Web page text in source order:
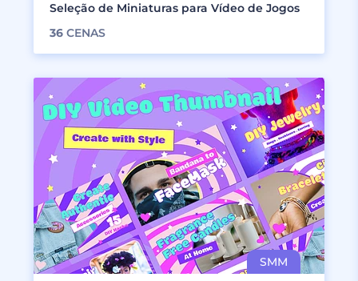
Seleção de Miniaturas para Vídeo de Jogos
36 CENAS